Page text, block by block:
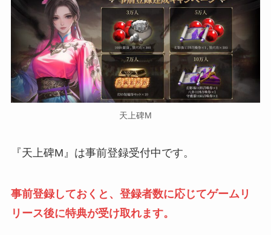
天上碑M
『天上碑M』は事前登録受付中です。
事前登録しておくと、登録者数に応じてゲームリ
リース後に特典が受け取れます。